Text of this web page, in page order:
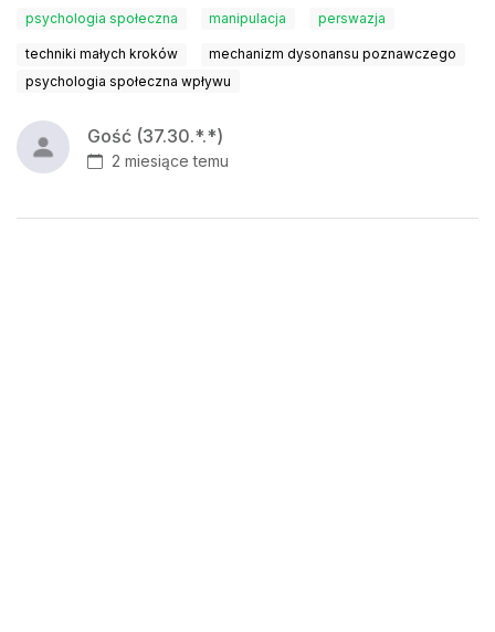
psychologia społeczna manipulacja perswazja
techniki małych kroków
mechanizm dysonansu poznawczego
psychologia społeczna wpływu
Gość (37.30.*.*)
2 miesiące temu